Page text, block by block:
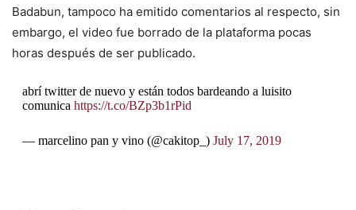
Badabun, tampoco ha emitido comentarios al respecto, sin
embargo, el video fue borrado de la plataforma pocas
horas después de ser publicado.
abrí twitter de nuevo y están todos bardeando a luisito
comunica https://t.co/BZp3b1rPid
— marcelino pan y vino (@cakitop_) July 17, 2019